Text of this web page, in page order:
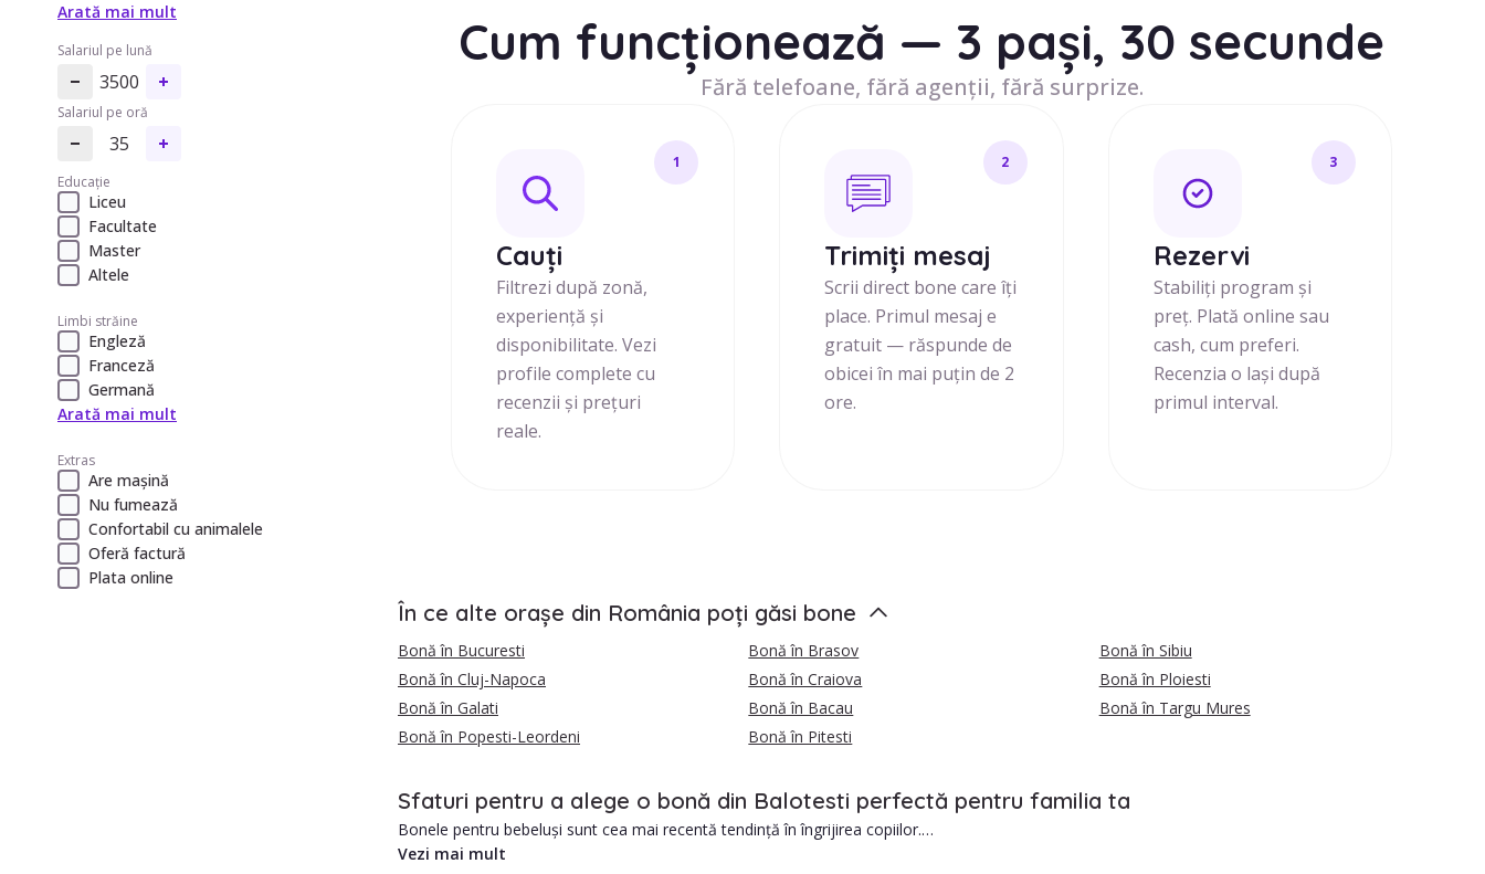
Arată mai mult
Salariul pe lună
3500
Salariul pe oră
35
Educație
Liceu
Facultate
Master
Altele
Limbi străine
Engleză
Franceză
Germană
Arată mai mult
Extras
Are mașină
Nu fumează
Confortabil cu animalele
Oferă factură
Plata online
Cum funcționează — 3 pași, 30 secunde
Fără telefoane, fără agenții, fără surprize.
1
Cauți
Filtrezi după zonă,
experiență și
disponibilitate. Vezi
profile complete cu
recenzii și prețuri
reale.
2
Trimiți mesaj
Scrii direct bone care îți
place. Primul mesaj e
gratuit — răspunde de
obicei în mai puțin de 2
ore.
3
Rezervi
Stabiliți program și
preț. Plată online sau
cash, cum preferi.
Recenzia o lași după
primul interval.
În ce alte orașe din România poți găsi bone
Bonă în Bucuresti Bonă în Brasov
Bonă în Sibiu
Bonă în Cluj-Napoca
Bonă în Craiova
Bonă în Ploiesti
Bonă în Galati
Bonă în Bacau
Bonă în Targu Mures
Bonă în Popesti-Leordeni
Bonă în Pitesti
Sfaturi pentru a alege o bonă din Balotesti perfectă pentru familia ta
Bonele pentru bebeluși sunt cea mai recentă tendință în îngrijirea copiilor.
Vezi mai mult